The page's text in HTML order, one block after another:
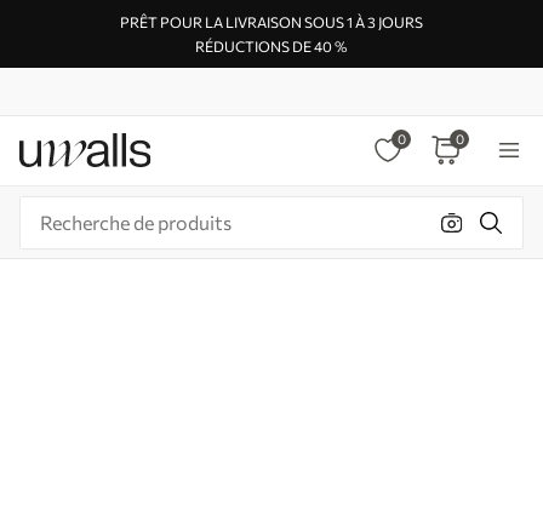
PRÊT POUR LA LIVRAISON SOUS 1 À 3 JOURS
RÉDUCTIONS DE 40 %
0 0